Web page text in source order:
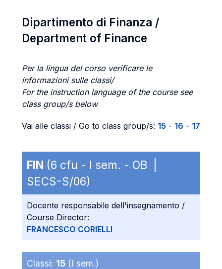
Dipartimento di Finanza /
Department of Finance
Per la lingua del corso verificare le
informazioni sulle classi/
For the instruction language of the course see
class group/s below
Vai alle classi / Go to class group/s: 15 - 16 - 17
FIN (6 cfu - I sem. - OB |
SECS-S/06)
Docente responsabile dell'insegnamento /
Course Director:
FRANCESCO CORIELLI
Classi: 15 (I sem.)